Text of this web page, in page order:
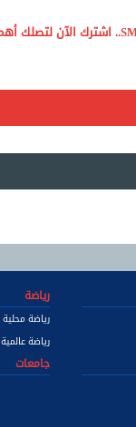
رياضة
رياضة محلية
رياضة عالمية
جامعات